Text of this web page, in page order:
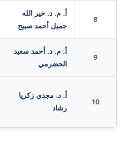
8
أ. م. د. خير الله
جميل أحمد صبيح
9
أ. م. د. أحمد سعيد
الحضرمي
10
أ. د. مجدي زكريا
رشاد